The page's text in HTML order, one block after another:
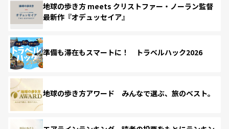
地球の歩き方 meets クリストファー・ノーラン監督
最新作『オデュッセイア』
準備も滞在もスマートに！ トラベルハック2026
地球の歩き方アワード みんなで選ぶ、旅のベスト。